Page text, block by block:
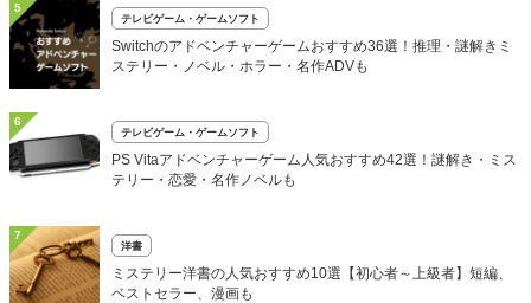
5
テレビゲーム・ゲームソフト
Switchのアドベンチャーゲームおすすめ36選！推理・謎解きミ
ステリー・ノベル・ホラー・名作ADVも
6
テレビゲーム・ゲームソフト
PS Vitaアドベンチャーゲーム人気おすすめ42選！謎解き・ミス
テリー・恋愛・名作ノベルも
7
洋書
ミステリー洋書の人気おすすめ10選【初心者～上級者】短編、
ベストセラー、漫画も